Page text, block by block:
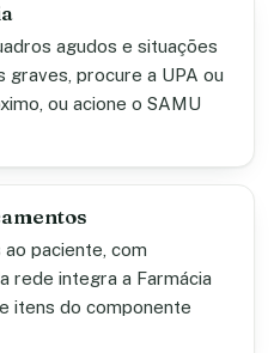
agudos e situações
graves, procure a UPA ou
ou acione o SAMU
paciente, com
rede integra a Farmácia
itens do componente